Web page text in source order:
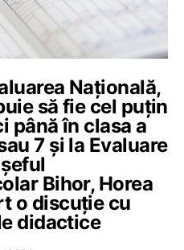
Națională,
să fie cel puțin
până în clasa a
7 și la Evaluare
Bihor, Horea
o discuție cu
didactice